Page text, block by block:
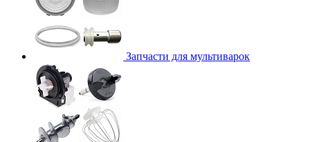
Запчасти для мультиварок